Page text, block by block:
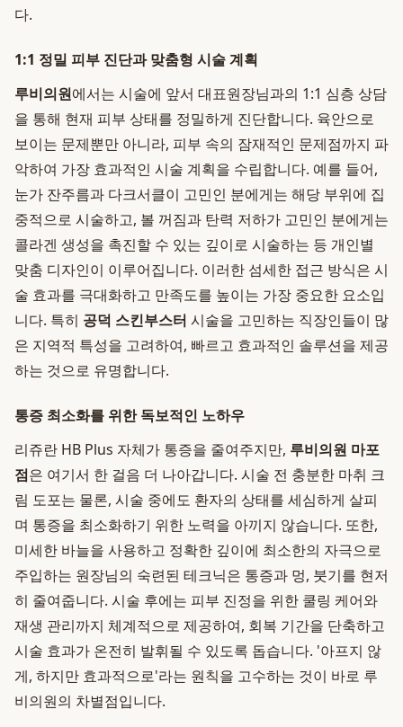
다.
1:1 정밀 피부 진단과 맞춤형 시술 계획
루비의원에서는 시술에 앞서 대표원장님과의 1:1 심층 상담
을 통해 현재 피부 상태를 정밀하게 진단합니다. 육안으로
보이는 문제뿐만 아니라, 피부 속의 잠재적인 문제점까지 파
악하여 가장 효과적인 시술 계획을 수립합니다. 예를 들어,
눈가 잔주름과 다크서클이 고민인 분에게는 해당 부위에 집
중적으로 시술하고, 볼 꺼짐과 탄력 저하가 고민인 분에게는
콜라겐 생성을 촉진할 수 있는 깊이로 시술하는 등 개인별
맞춤 디자인이 이루어집니다. 이러한 섬세한 접근 방식은 시
술 효과를 극대화하고 만족도를 높이는 가장 중요한 요소입
니다. 특히 공덕 스킨부스터 시술을 고민하는 직장인들이 많
은 지역적 특성을 고려하여, 빠르고 효과적인 솔루션을 제공
하는 것으로 유명합니다.
통증 최소화를 위한 독보적인 노하우
리쥬란 HB Plus 자체가 통증을 줄여주지만, 루비의원 마포
점은 여기서 한 걸음 더 나아갑니다. 시술 전 충분한 마취 크
림 도포는 물론, 시술 중에도 환자의 상태를 세심하게 살피
며 통증을 최소화하기 위한 노력을 아끼지 않습니다. 또한,
미세한 바늘을 사용하고 정확한 깊이에 최소한의 자극으로
주입하는 원장님의 숙련된 테크닉은 통증과 멍, 붓기를 현저
히 줄여줍니다. 시술 후에는 피부 진정을 위한 쿨링 케어와
재생 관리까지 체계적으로 제공하여, 회복 기간을 단축하고
시술 효과가 온전히 발휘될 수 있도록 돕습니다. '아프지 않
게, 하지만 효과적으로'라는 원칙을 고수하는 것이 바로 루
비의원의 차별점입니다.